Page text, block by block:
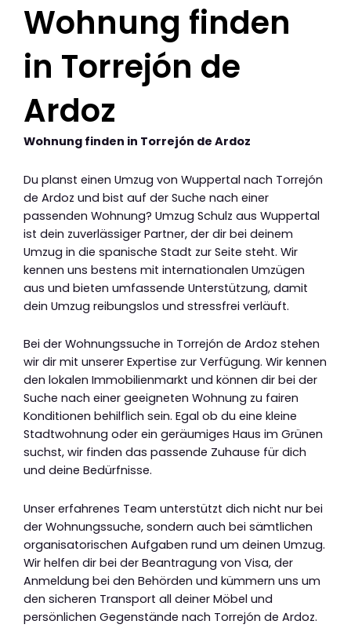
Wohnung finden
in Torrejón de
Ardoz
Wohnung finden in Torrejón de Ardoz
Du planst einen Umzug von Wuppertal nach Torrejón
de Ardoz und bist auf der Suche nach einer
passenden Wohnung? Umzug Schulz aus Wuppertal
ist dein zuverlässiger Partner, der dir bei deinem
Umzug in die spanische Stadt zur Seite steht. Wir
kennen uns bestens mit internationalen Umzügen
aus und bieten umfassende Unterstützung, damit
dein Umzug reibungslos und stressfrei verläuft.
Bei der Wohnungssuche in Torrejón de Ardoz stehen
wir dir mit unserer Expertise zur Verfügung. Wir kennen
den lokalen Immobilienmarkt und können dir bei der
Suche nach einer geeigneten Wohnung zu fairen
Konditionen behilflich sein. Egal ob du eine kleine
Stadtwohnung oder ein geräumiges Haus im Grünen
suchst, wir finden das passende Zuhause für dich
und deine Bedürfnisse.
Unser erfahrenes Team unterstützt dich nicht nur bei
der Wohnungssuche, sondern auch bei sämtlichen
organisatorischen Aufgaben rund um deinen Umzug.
Wir helfen dir bei der Beantragung von Visa, der
Anmeldung bei den Behörden und kümmern uns um
den sicheren Transport all deiner Möbel und
persönlichen Gegenstände nach Torrejón de Ardoz.